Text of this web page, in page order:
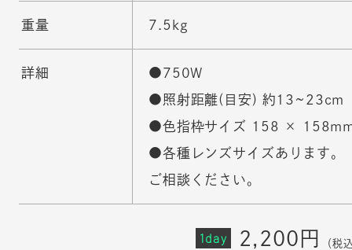
重量 7.5kg
詳細
●750W
●照射距離(目安) 約13~23cm
●色指枠サイズ 158 ×
●各種レンズサイズあります。
ご相談ください。
1day 2,200円 （税